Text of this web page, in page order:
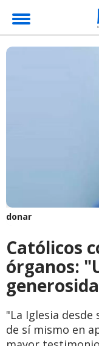
donar
Católicos
órganos:
"La Iglesia
de sí mismo en